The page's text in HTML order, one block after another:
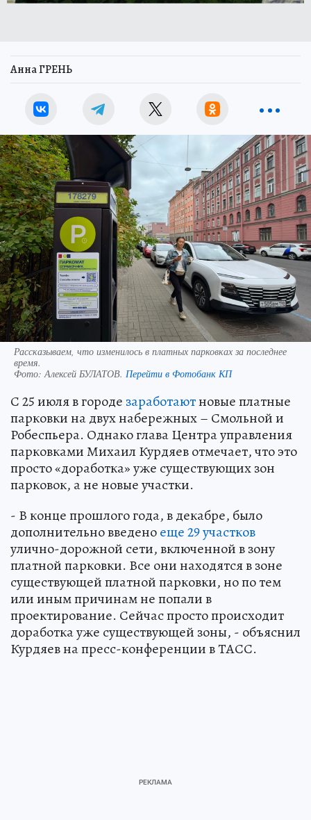
Анна ГРЕНЬ
Рассказываем, что изменилось в платных парковках за последнее
время.
Фото: Алексей БУЛАТОВ. Перейти в Фотобанк КП
С 25 июля в городе заработаютновые платные
парковки на двух набережных – Смольной и
Робеспьера. Однако глава Центра управления
парковками Михаил Курдяев отмечает, что это
просто «доработка» уже существующих зон
парковок, а не новые участки.
- В конце прошлого года, в декабре, было
дополнительно введеноеще 29 участков
улично-дорожной сети, включенной в зону
платной парковки. Все они находятся в зоне
существующей платной парковки, но по тем
или иным причинам не попали в
проектирование. Сейчас просто происходит
доработка уже существующей зоны, - объяснил
Курдяев на пресс-конференции в ТАСС.